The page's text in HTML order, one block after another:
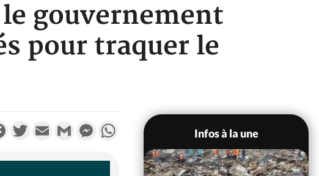
gouvernement
pour traquer le
FacebookTwitterEmail Gmail MessengerWhatsApp
Infos à la une